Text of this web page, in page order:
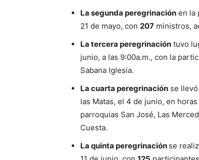
La segunda peregrinación en la
21 de mayo, con 207 ministros,
La tercera peregrinación tuvo
junio, a las 9:00a.m., con la
Sabana Iglesia.
La cuarta peregrinación se
las Matas, el 4 de junio, en
parroquias San José, Las
Cuesta.
La quinta peregrinación se